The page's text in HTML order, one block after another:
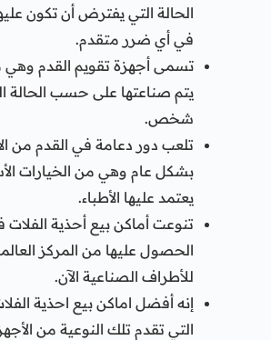
الحالة التي يفترض أن تكون
في أي ضرر متقدم.
تسمى أجهزة تقويم القدم وهي
يتم صناعتها على حسب الحالة
شخص.
تلعب دور دعامة في القدم من
بشكل عام وهي من الخيارات
يعتمد عليها الأطباء.
تنوعت أماكن بيع أحذية
الحصول عليها من المركز
للأطراف الصناعية الآن.
إنه أفضل اماكن بيع احذية
التي تقدم تلك النوعية من